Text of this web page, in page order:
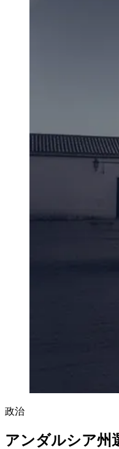
政治
アンダルシア州